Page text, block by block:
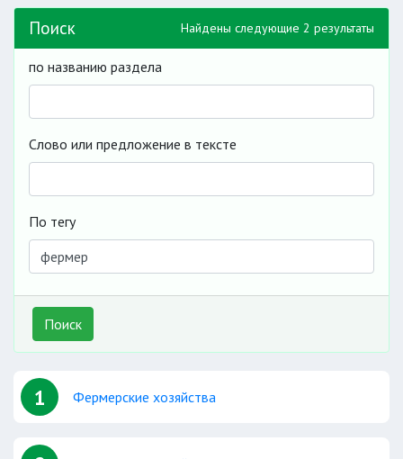
Поиск Найдены следующие 2 результаты
по названию раздела
Слово или предложение в тексте
По тегу
Поиск
1 Фермерские хозяйства